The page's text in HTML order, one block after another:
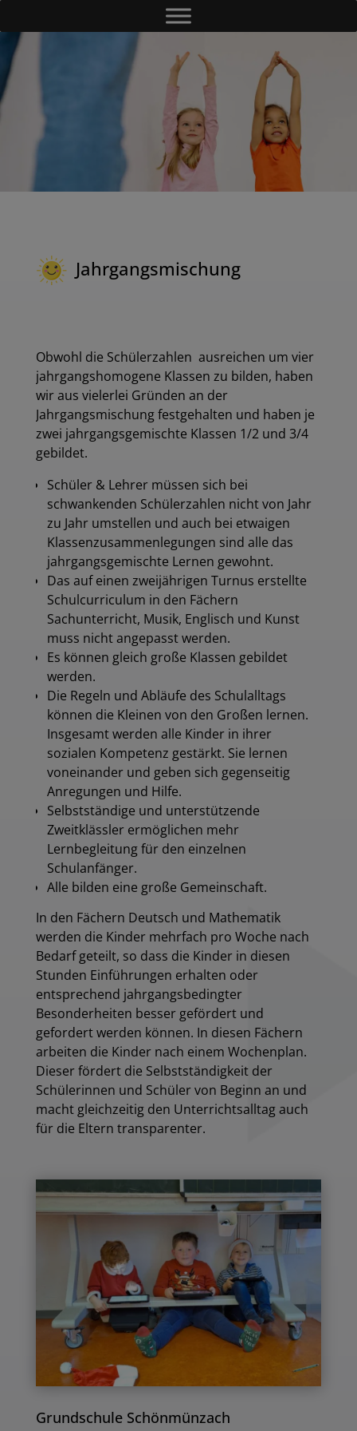
Jahrgangsmischung
Obwohl die Schülerzahlen ausreichen um vier
jahrgangshomogene Klassen zu bilden, haben
wir aus vielerlei Gründen an der
Jahrgangsmischung festgehalten und haben je
zwei jahrgangsgemischte Klassen 1/2 und 3/4
gebildet.
Schüler & Lehrer müssen sich bei
schwankenden Schülerzahlen nicht von Jahr
zu Jahr umstellen und auch bei etwaigen
Klassenzusammenlegungen sind alle das
jahrgangsgemischte Lernen gewohnt.
Das auf einen zweijährigen Turnus erstellte
Schulcurriculum in den Fächern
Sachunterricht, Musik, Englisch und Kunst
muss nicht angepasst werden.
Es können gleich große Klassen gebildet
werden.
Die Regeln und Abläufe des Schulalltags
können die Kleinen von den Großen lernen.
Insgesamt werden alle Kinder in ihrer
sozialen Kompetenz gestärkt. Sie lernen
voneinander und geben sich gegenseitig
Anregungen und Hilfe.
Selbstständige und unterstützende
Zweitklässler ermöglichen mehr
Lernbegleitung für den einzelnen
Schulanfänger.
Alle bilden eine große Gemeinschaft.
In den Fächern Deutsch und Mathematik
werden die Kinder mehrfach pro Woche nach
Bedarf geteilt, so dass die Kinder in diesen
Stunden Einführungen erhalten oder
entsprechend jahrgangsbedingter
Besonderheiten besser gefördert und
gefordert werden können. In diesen Fächern
arbeiten die Kinder nach einem Wochenplan.
Dieser fördert die Selbstständigkeit der
Schülerinnen und Schüler von Beginn an und
macht gleichzeitig den Unterrichtsalltag auch
für die Eltern transparenter.
Grundschule Schönmünzach